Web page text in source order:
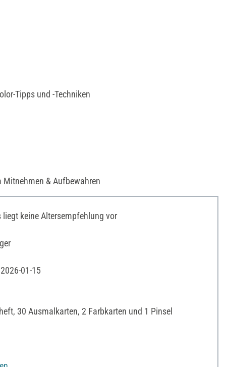
Tipps und -Techniken
& Aufbewahren
keine Altersempfehlung vor
01-15
30 Ausmalkarten, 2 Farbkarten und 1 Pinsel